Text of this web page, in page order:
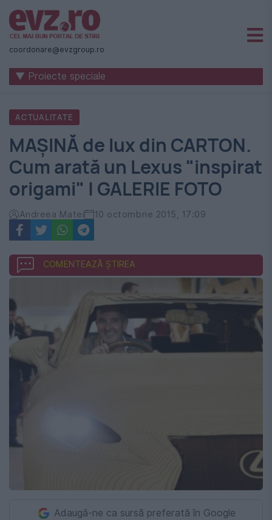
Știri
naționale
internaționale
România
-
Evenimentul
Zilei
coordonare@evzgroup.ro
▼ Proiecte speciale
ACTUALITATE
MAȘINĂ de lux din CARTON.
Cum arată un Lexus "inspirat
origami" | GALERIE FOTO
Andreea Matei 10 octombrie 2015, 17:09
COMENTEAZĂ ȘTIREA
Adaugă-ne ca sursă preferată în Google